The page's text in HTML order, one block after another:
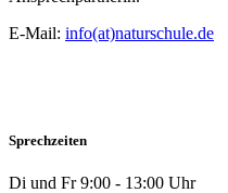
E-Mail: info(at)naturschule.de
Sprechzeiten
Di und Fr 9:00 - 13:00 Uhr